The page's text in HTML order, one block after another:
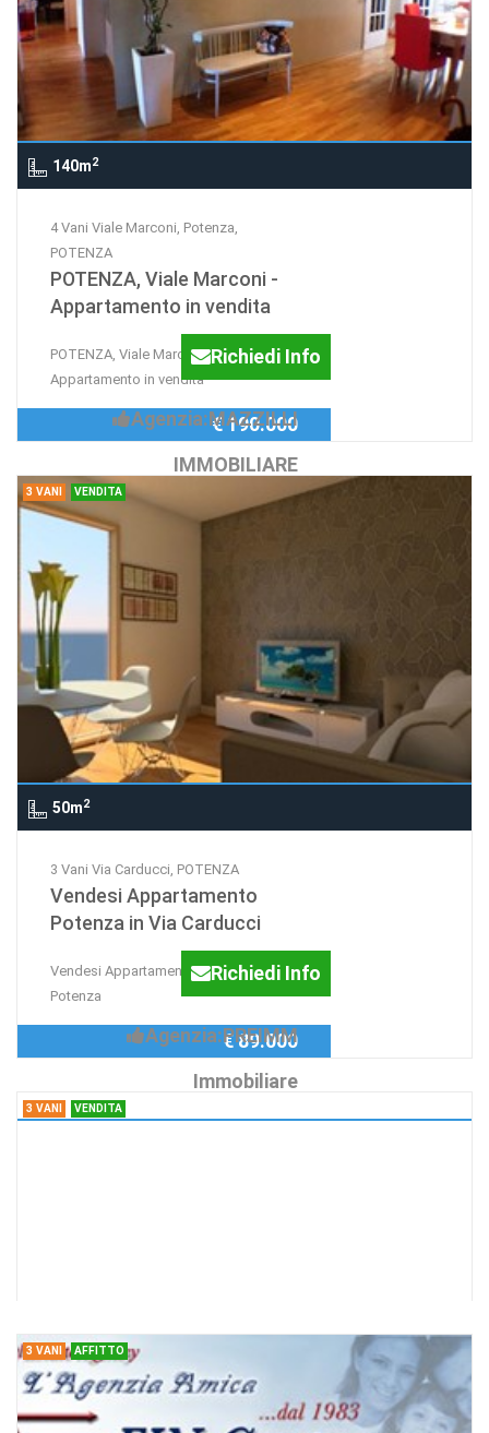
140m2
4 Vani Viale Marconi, Potenza,
POTENZA
POTENZA, Viale Marconi -
Appartamento in vendita
POTENZA, Viale Marconi -
Appartamento in vendita
Richiedi Info
Agenzia:MAZZILLI
IMMOBILIARE
€ 190.000
3 VANI VENDITA
50m2
3 Vani Via Carducci, POTENZA
Vendesi Appartamento
Potenza in Via Carducci
Vendesi Appartamento semicentro -
Potenza
Richiedi Info
Agenzia:PREIMM
Immobiliare
€ 89.000
3 VANI VENDITA
3 VANI AFFITTO